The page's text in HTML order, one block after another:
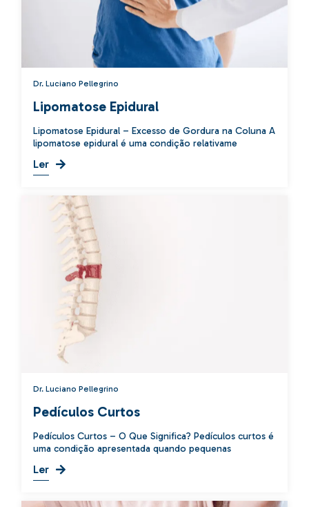
Dr. Luciano Pellegrino
Lipomatose Epidural
Lipomatose Epidural – Excesso de Gordura na Coluna A
lipomatose epidural é uma condição relativame
Ler
Dr. Luciano Pellegrino
Pedículos Curtos
Pedículos Curtos – O Que Significa? Pedículos curtos é
uma condição apresentada quando pequenas
Ler